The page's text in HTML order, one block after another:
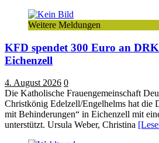
Weitere Meldungen
KFD spendet 300 Euro an
Eichenzell
4. August 2026 0
Die Katholische Frauengemeinschaft
Christkönig Edelzell/Engelhelms hat die
mit Behinderungen“ in Eichenzell mit
unterstützt. Ursula Weber, Christina